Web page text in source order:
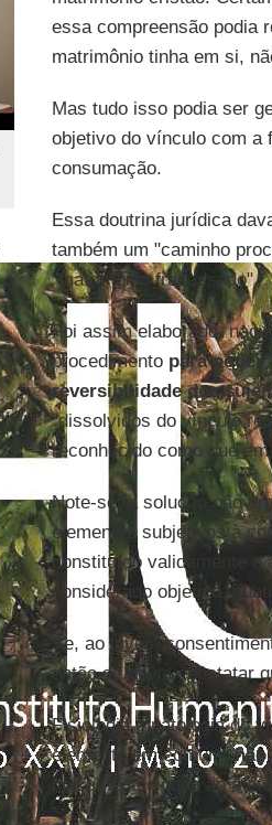
essa compreensão podia
matrimônio tinha em si,
Mas tudo isso podia ser
objetivo do vínculo com a
consumação.
Essa doutrina jurídica
também um "caminho
"matrimônio fracassado".
Foi assim elaborado,
procedimento para poder
reversibilidade dos
"dissolvidos do vínculo
reconhecido como que em
Note-se: a solução não
elementos subjetivos à
constituído validamente e
considerado objetivo,
Se, ao invés,
então se devia constatar
Fisiologia e patologia do
elemento em comum:não
tipicamente ligado ao